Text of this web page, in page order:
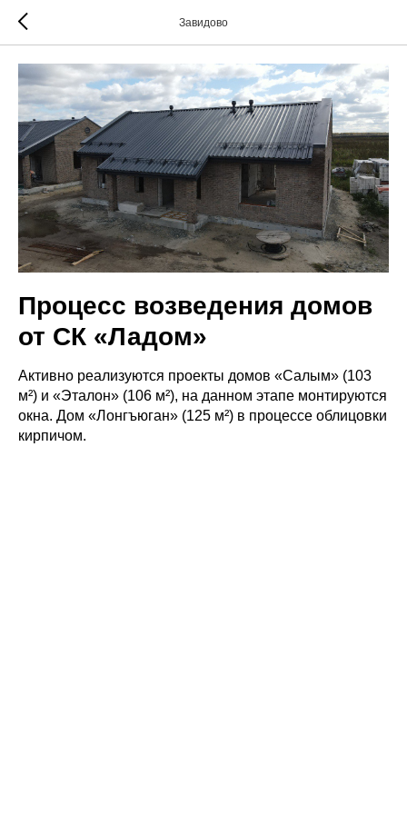
Завидово
Процесс возведения домов
от СК «Ладом»
Активно реализуются проекты домов «Салым» (103
м²) и «Эталон» (106 м²), на данном этапе монтируются
окна. Дом «Лонгъюган» (125 м²) в процессе облицовки
кирпичом.